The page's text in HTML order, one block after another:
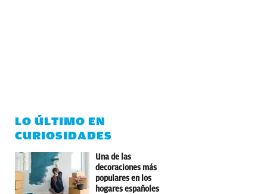
LO ÚLTIMO EN
CURIOSIDADES
Una de las
decoraciones más
populares en los
hogares españoles